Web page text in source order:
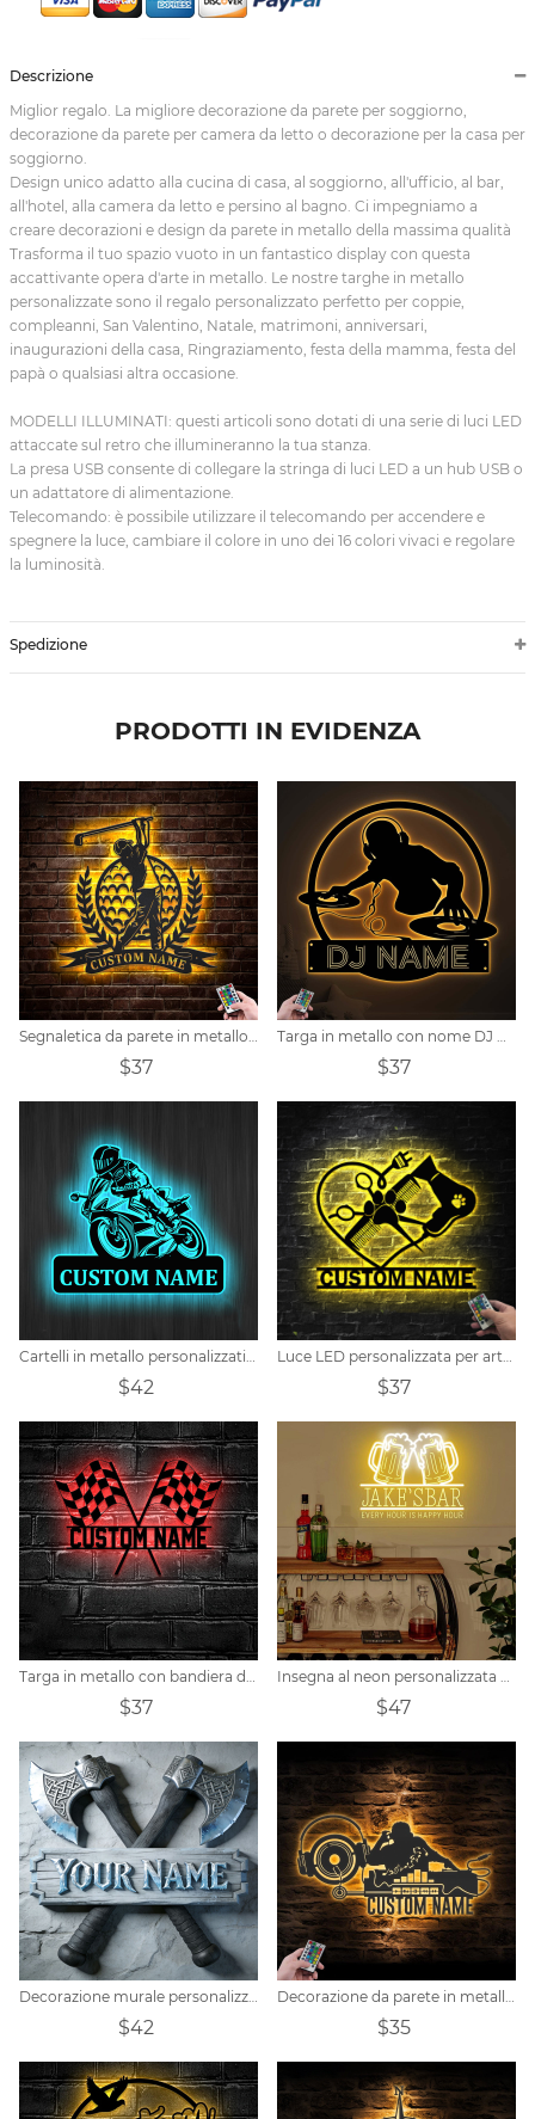
Descrizione
Miglior regalo. La migliore decorazione da parete per soggiorno,
decorazione da parete per camera da letto o decorazione per la casa per
soggiorno.
Design unico adatto alla cucina di casa, al soggiorno, all'ufficio, al bar,
all'hotel, alla camera da letto e persino al bagno. Ci impegniamo a
creare decorazioni e design da parete in metallo della massima qualità
Trasforma il tuo spazio vuoto in un fantastico display con questa
accattivante opera d'arte in metallo. Le nostre targhe in metallo
personalizzate sono il regalo personalizzato perfetto per coppie,
compleanni, San Valentino, Natale, matrimoni, anniversari,
inaugurazioni della casa, Ringraziamento, festa della mamma, festa del
papà o qualsiasi altra occasione.
MODELLI ILLUMINATI: questi articoli sono dotati di una serie di luci LED
attaccate sul retro che illumineranno la tua stanza.
La presa USB consente di collegare la stringa di luci LED a un hub USB o
un adattatore di alimentazione.
Telecomando: è possibile utilizzare il telecomando per accendere e
spegnere la luce, cambiare il colore in uno dei 16 colori vivaci e regolare
la luminosità.
Spedizione
PRODOTTI IN EVIDENZA
Segnaletica da parete in metallo personalizzata per golf
$37
Targa in metallo con nome DJ Player personalizzato
$37
Cartelli in metallo personalizzati per corse motociclistiche
$42
Luce LED personalizzata per arte della parete in metallo per parrucchiere per toelettatura di cani
$37
Targa in metallo con bandiera da corsa personalizzata
$37
Insegna al neon personalizzata per bar e birra
$47
Decorazione murale personalizzata a tema ascia vichinga
$42
Decorazione da parete in metallo personalizzata con musica da registrazione DJ con luci a LED
$35